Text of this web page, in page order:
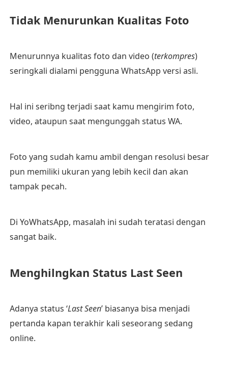
Tidak Menurunkan Kualitas Foto
Menurunnya kualitas foto dan video (terkompres)
seringkali dialami pengguna WhatsApp versi asli.
Hal ini seribng terjadi saat kamu mengirim foto,
video, ataupun saat mengunggah status WA.
Foto yang sudah kamu ambil dengan resolusi besar
pun memiliki ukuran yang lebih kecil dan akan
tampak pecah.
Di YoWhatsApp, masalah ini sudah teratasi dengan
sangat baik.
Menghilngkan Status Last Seen
Adanya status ‘Last Seen’ biasanya bisa menjadi
pertanda kapan terakhir kali seseorang sedang
online.